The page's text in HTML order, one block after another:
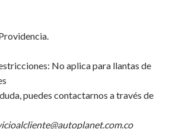
No aplica para llantas de
puedes contactarnos a través de